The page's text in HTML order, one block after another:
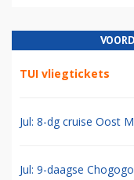
TUI vliegtickets
Jul: 8-dg cruise Oost
Jul: 9-daagse